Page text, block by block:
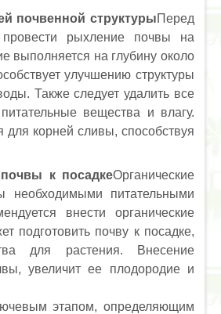
почвенной структурыПеред
провести рыхление почвы на
выполняется на глубину около
улучшению структуры
Также следует удалить все
вещества и влагу.
корней сливы, способствуя
почвы к посадкеОрганические
питательными
внести органические
подготовить почву к посадке,
для растения. Внесение
увеличит ее плодородие и
этапом, определяющим